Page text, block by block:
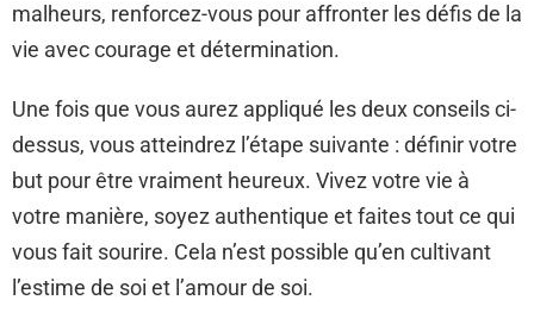
malheurs, renforcez-vous pour affronter les défis de la
vie avec courage et détermination.
Une fois que vous aurez appliqué les deux conseils ci-
dessus, vous atteindrez l’étape suivante : définir votre
but pour être vraiment heureux. Vivez votre vie à
votre manière, soyez authentique et faites tout ce qui
vous fait sourire. Cela n’est possible qu’en cultivant
l’estime de soi et l’amour de soi.